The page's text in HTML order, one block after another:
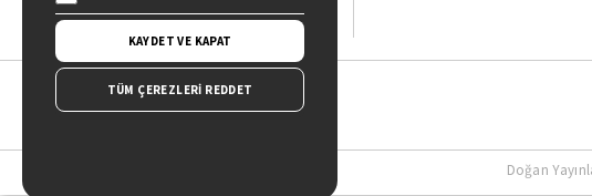
Doğan
KAYDET VE KAPAT
TÜM ÇEREZLERİ REDDET